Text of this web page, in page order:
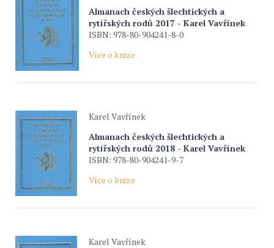
Almanach českých šlechtických a
rytířských rodů 2017 - Karel Vavřínek
ISBN: 978-80-904241-8-0
Více o knize
Karel Vavřínek
Almanach českých šlechtických a
rytířských rodů 2018 - Karel Vavřínek
ISBN: 978-80-904241-9-7
Více o knize
Karel Vavřínek